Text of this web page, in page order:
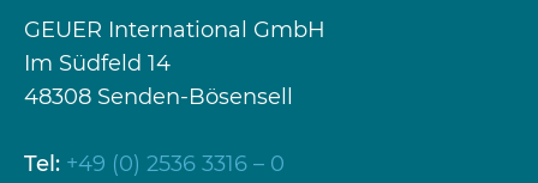
GEUER International GmbH
Im Südfeld 14
48308 Senden-Bösensell
Tel: +49 (0) 2536 3316 – 0